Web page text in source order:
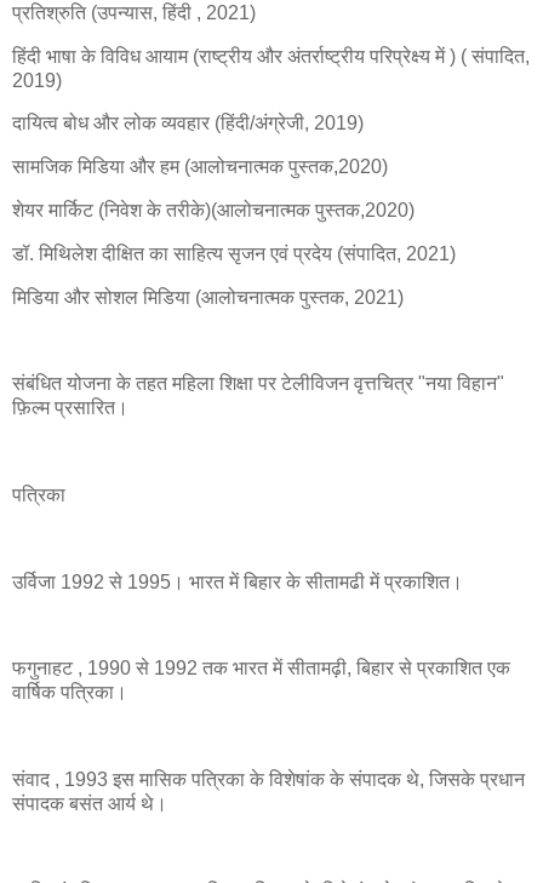
प्रतिश्रुति (उपन्यास, हिंदी , 2021)
हिंदी भाषा के विविध आयाम (राष्ट्रीय और अंतर्राष्ट्रीय परिप्रेक्ष्य में ) ( संपादित,
2019)
दायित्व बोध और लोक व्यवहार (हिंदी/अंग्रेजी, 2019)
सामजिक मिडिया और हम (आलोचनात्मक पुस्तक,2020)
शेयर मार्किट (निवेश के तरीके)(आलोचनात्मक पुस्तक,2020)
डॉ. मिथिलेश दीक्षित का साहित्य सृजन एवं प्रदेय (संपादित, 2021)
मिडिया और सोशल मिडिया (आलोचनात्मक पुस्तक, 2021)
संबंधित योजना के तहत महिला शिक्षा पर टेलीविजन वृत्तचित्र "नया विहान"
फ़िल्म प्रसारित।
पत्रिका
उर्विजा 1992 से 1995। भारत में बिहार के सीतामढी में प्रकाशित।
फगुनाहट , 1990 से 1992 तक भारत में सीतामढ़ी, बिहार से प्रकाशित एक
वार्षिक पत्रिका।
संवाद , 1993 इस मासिक पत्रिका के विशेषांक के संपादक थे, जिसके प्रधान
संपादक बसंत आर्य थे।